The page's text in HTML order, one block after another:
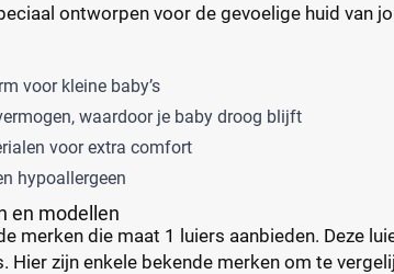
ontworpen voor de gevoelige huid van
voor kleine baby’s
waardoor je baby droog blijft
voor extra comfort
hypoallergeen
en modellen
merken die maat 1 luiers aanbieden. Deze
Hier zijn enkele bekende merken om te